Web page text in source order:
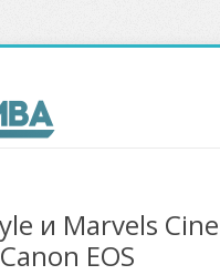
и Marvels
EOS